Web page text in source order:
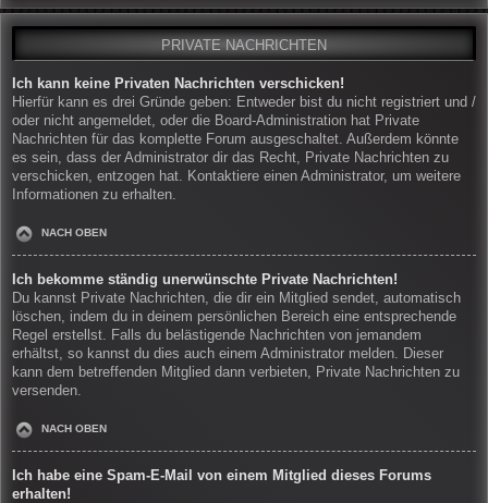
PRIVATE NACHRICHTEN
Ich kann keine Privaten Nachrichten verschicken!
Hierfür kann es drei Gründe geben: Entweder bist du nicht registriert und /
oder nicht angemeldet, oder die Board-Administration hat Private
Nachrichten für das komplette Forum ausgeschaltet. Außerdem könnte
es sein, dass der Administrator dir das Recht, Private Nachrichten zu
verschicken, entzogen hat. Kontaktiere einen Administrator, um weitere
Informationen zu erhalten.
NACH OBEN
Ich bekomme ständig unerwünschte Private Nachrichten!
Du kannst Private Nachrichten, die dir ein Mitglied sendet, automatisch
löschen, indem du in deinem persönlichen Bereich eine entsprechende
Regel erstellst. Falls du belästigende Nachrichten von jemandem
erhältst, so kannst du dies auch einem Administrator melden. Dieser
kann dem betreffenden Mitglied dann verbieten, Private Nachrichten zu
versenden.
NACH OBEN
Ich habe eine Spam-E-Mail von einem Mitglied dieses Forums
erhalten!